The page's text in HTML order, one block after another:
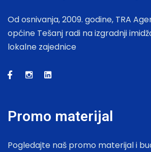
Od osnivanja, 2009. godine, TRA
općine Tešanj radi na izgradnji
lokalne zajednice
Promo materijal
Pogledajte naš promo materijal i